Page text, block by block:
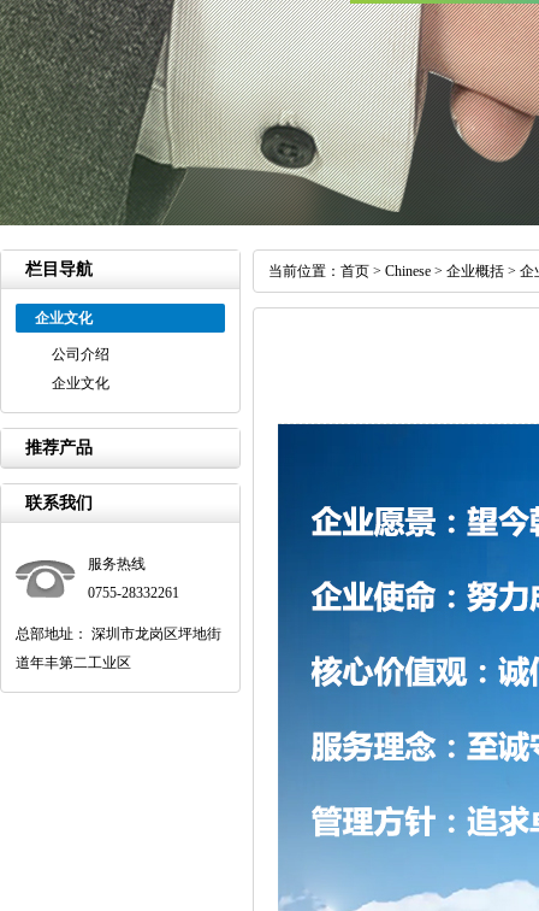
栏目导航
企业文化
公司介绍
企业文化
推荐产品
联系我们
服务热线
0755-28332261
总部地址： 深圳市龙岗区坪地街
道年丰第二工业区
当前位置： 首页 > Chinese > 企业概括 > 企